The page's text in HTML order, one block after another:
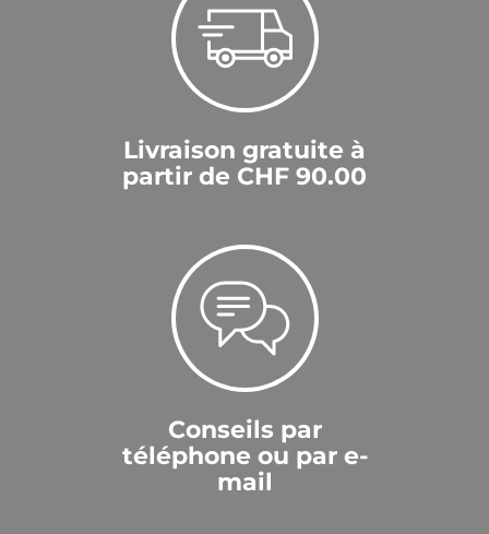
Livraison gratuite à
partir de CHF 90.00
Conseils par
téléphone ou par e-
mail